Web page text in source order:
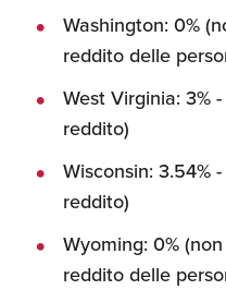
Washington: 0%
reddito delle
West Virginia: 3%
reddito)
Wisconsin: 3.54%
reddito)
Wyoming: 0%
reddito delle